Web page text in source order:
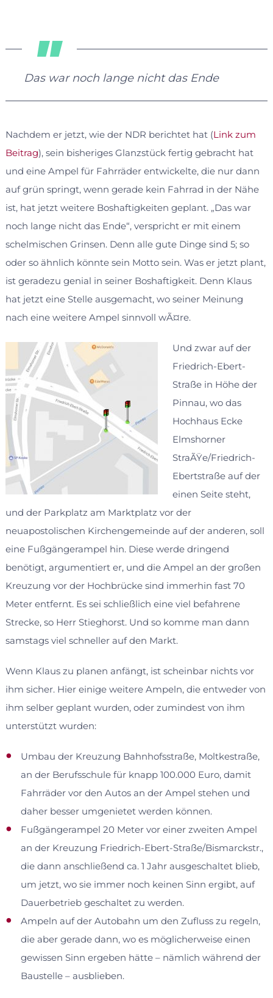
Das war noch lange nicht das Ende
Nachdem er jetzt, wie der NDR berichtet hat (Link zum
Beitrag), sein bisheriges Glanzstück fertig gebracht hat
und eine Ampel für Fahrräder entwickelte, die nur dann
auf grün springt, wenn gerade kein Fahrrad in der Nähe
ist, hat jetzt weitere Boshaftigkeiten geplant. „Das war
noch lange nicht das Ende“, verspricht er mit einem
schelmischen Grinsen. Denn alle gute Dinge sind 5; so
oder so ähnlich könnte sein Motto sein. Was er jetzt plant,
ist geradezu genial in seiner Boshaftigkeit. Denn Klaus
hat jetzt eine Stelle ausgemacht, wo seiner Meinung
nach eine weitere Ampel sinnvoll wÃ¤re.
Und zwar auf der
Friedrich-Ebert-
Straße in Höhe der
Pinnau, wo das
Hochhaus Ecke
Elmshorner
StraÃŸe/Friedrich-
Ebertstraße auf der
einen Seite steht,
und der Parkplatz am Marktplatz vor der
neuapostolischen Kirchengemeinde auf der anderen, soll
eine Fußgängerampel hin. Diese werde dringend
benötigt, argumentiert er, und die Ampel an der großen
Kreuzung vor der Hochbrücke sind immerhin fast 70
Meter entfernt. Es sei schließlich eine viel befahrene
Strecke, so Herr Stieghorst. Und so komme man dann
samstags viel schneller auf den Markt.
Wenn Klaus zu planen anfängt, ist scheinbar nichts vor
ihm sicher. Hier einige weitere Ampeln, die entweder von
ihm selber geplant wurden, oder zumindest von ihm
unterstützt wurden:
Umbau der Kreuzung Bahnhofsstraße, Moltkestraße,
an der Berufsschule für knapp 100.000 Euro, damit
Fahrräder vor den Autos an der Ampel stehen und
daher besser umgenietet werden können.
Fußgängerampel 20 Meter vor einer zweiten Ampel
an der Kreuzung Friedrich-Ebert-Straße/Bismarckstr.,
die dann anschließend ca. 1 Jahr ausgeschaltet blieb,
um jetzt, wo sie immer noch keinen Sinn ergibt, auf
Dauerbetrieb geschaltet zu werden.
Ampeln auf der Autobahn um den Zufluss zu regeln,
die aber gerade dann, wo es möglicherweise einen
gewissen Sinn ergeben hätte – nämlich während der
Baustelle – ausblieben.